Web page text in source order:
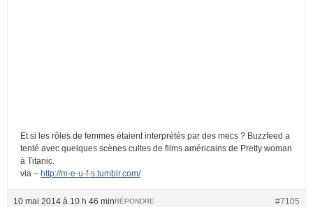
Et si les rôles de femmes étaient interprétés par des mecs ? Buzzfeed a
tenté avec quelques scènes cultes de films américains de Pretty woman
à Titanic.
via – http://m-e-u-f-s.tumblr.com/
10 mai 2014 à 10 h 46 min #7105
RÉPONDRE